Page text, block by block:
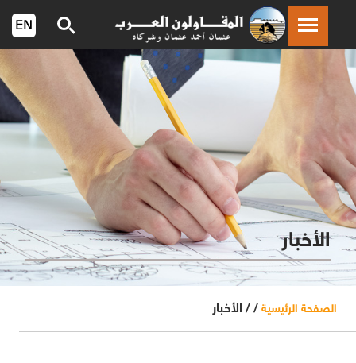
الأخبار
الصفحة الرئيسية / / الأخبار